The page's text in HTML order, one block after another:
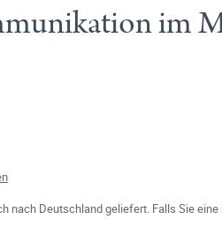
im
nach Deutschland geliefert. Falls Sie